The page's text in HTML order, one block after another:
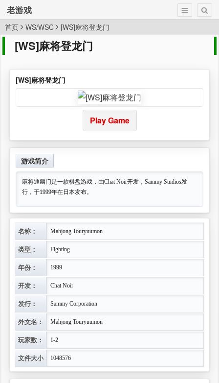
老游戏
首页 WS/WSC [WS]麻将登龙门
[WS]麻将登龙门
[WS]麻将登龙门
Play Game
游戏简介
麻将通幽门是一款棋盘游戏，由Chat Noir开发，Sammy Studios发
行，于1999年在日本发布。
名称： Mahjong Touryuumon
类型： Fighting
年份： 1999
开发： Chat Noir
发行： Sammy Corporation
外文名： Mahjong Touryuumon
玩家数： 1-2
文件大小： 1048576